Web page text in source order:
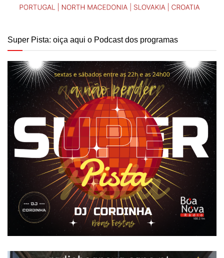
Super Pista: oiça aqui o Podcast dos programas